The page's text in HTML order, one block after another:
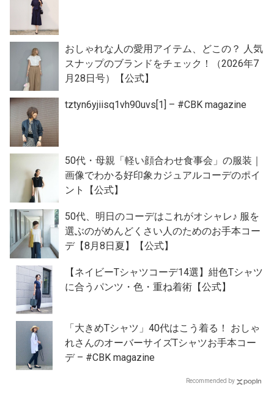
おしゃれな人の愛用アイテム、どこの？ 人気
スナップのブランドをチェック！（2026年7
月28日号）【公式】
tztyn6yjiisq1vh90uvs[1] – #CBK magazine
50代・母親「軽い顔合わせ食事会」の服装｜
画像でわかる好印象カジュアルコーデのポイ
ント【公式】
50代、明日のコーデはこれがオシャレ♪ 服を
選ぶのがめんどくさい人のためのお手本コー
デ【8月8日夏】【公式】
【ネイビーTシャツコーデ14選】紺色Tシャツ
に合うパンツ・色・重ね着術【公式】
「大きめTシャツ」40代はこう着る！ おしゃ
れさんのオーバーサイズTシャツお手本コー
デ – #CBK magazine
Recommended by